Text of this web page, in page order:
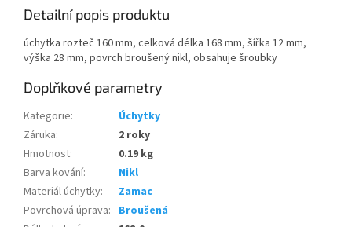
Detailní popis produktu
úchytka rozteč 160 mm, celková délka 168 mm, šířka 12 mm,
výška 28 mm, povrch broušený nikl, obsahuje šroubky
Doplňkové parametry
Kategorie:
Úchytky
Záruka:
2 roky
Hmotnost:
0.19 kg
Barva kování:
Nikl
Materiál úchytky:
Zamac
Povrchová úprava: Broušená